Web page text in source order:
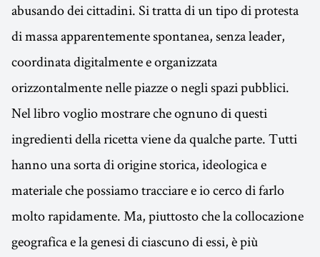
abusando dei cittadini. Si tratta di un tipo di protesta
di massa apparentemente spontanea, senza leader,
coordinata digitalmente e organizzata
orizzontalmente nelle piazze o negli spazi pubblici.
Nel libro voglio mostrare che ognuno di questi
ingredienti della ricetta viene da qualche parte. Tutti
hanno una sorta di origine storica, ideologica e
materiale che possiamo tracciare e io cerco di farlo
molto rapidamente. Ma, piuttosto che la collocazione
geografica e la genesi di ciascuno di essi, è più